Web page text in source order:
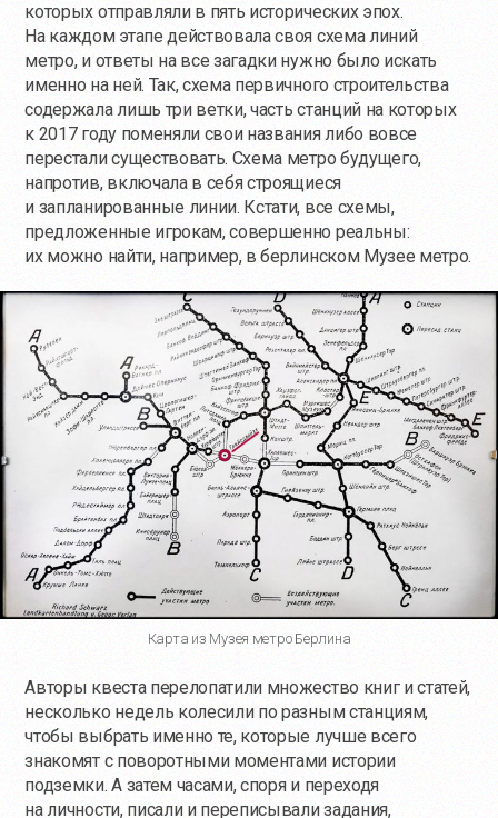
которых отправляли в пять исторических эпох.
На каждом этапе действовала своя схема линий
метро, и ответы на все загадки нужно было искать
именно на ней. Так, схема первичного строительства
содержала лишь три ветки, часть станций на которых
к 2017 году поменяли свои названия либо вовсе
перестали существовать. Схема метро будущего,
напротив, включала в себя строящиеся
и запланированные линии. Кстати, все схемы,
предложенные игрокам, совершенно реальны:
их можно найти, например, в берлинском Музее метро.
Карта из Музея метро Берлина
Авторы квеста перелопатили множество книг и статей,
несколько недель колесили по разным станциям,
чтобы выбрать именно те, которые лучше всего
знакомят с поворотными моментами истории
подземки. А затем часами, споря и переходя
на личности, писали и переписывали задания,